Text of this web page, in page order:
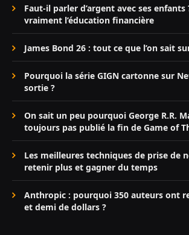
Faut-il parler d’argent avec ses enfants
vraiment l’éducation financière
James Bond 26 : tout ce que l’on sait
Pourquoi la série GIGN cartonne sur
sortie ?
On sait un peu pourquoi George R.R.
toujours pas publié la fin de Game of
Les meilleures techniques de prise de
retenir plus et gagner du temps
Anthropic : pourquoi 350 auteurs ont
et demi de dollars ?